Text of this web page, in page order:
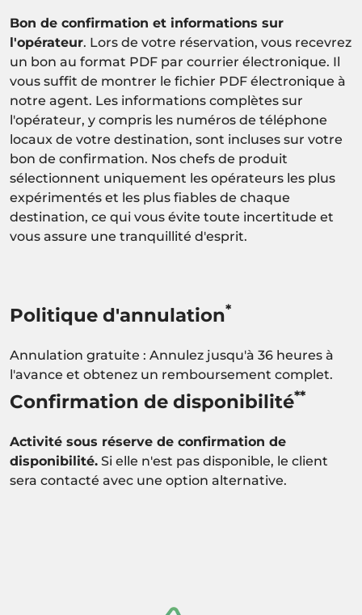
Bon de confirmation et informations sur
l'opérateur. Lors de votre réservation, vous recevrez
un bon au format PDF par courrier électronique. Il
vous suffit de montrer le fichier PDF électronique à
notre agent. Les informations complètes sur
l'opérateur, y compris les numéros de téléphone
locaux de votre destination, sont incluses sur votre
bon de confirmation. Nos chefs de produit
sélectionnent uniquement les opérateurs les plus
expérimentés et les plus fiables de chaque
destination, ce qui vous évite toute incertitude et
vous assure une tranquillité d'esprit.
Politique d'annulation*
Annulation gratuite : Annulez jusqu'à 36 heures à
l'avance et obtenez un remboursement complet.
Confirmation de disponibilité**
Activité sous réserve de confirmation de
disponibilité. Si elle n'est pas disponible, le client
sera contacté avec une option alternative.